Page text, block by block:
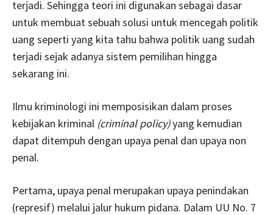
terjadi. Sehingga teori ini digunakan sebagai dasar
untuk membuat sebuah solusi untuk mencegah politik
uang seperti yang kita tahu bahwa politik uang sudah
terjadi sejak adanya sistem pemilihan hingga
sekarang ini.
Ilmu kriminologi ini memposisikan dalam proses
kebijakan kriminal (criminal policy)yang kemudian
dapat ditempuh dengan upaya penal dan upaya non
penal.
Pertama, upaya penal merupakan upaya penindakan
(represif) melalui jalur hukum pidana. Dalam UU No. 7